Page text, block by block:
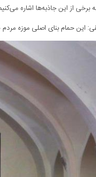
برخی از این جاذبه‌ها اشاره
این حمام بنای اصلی موزه